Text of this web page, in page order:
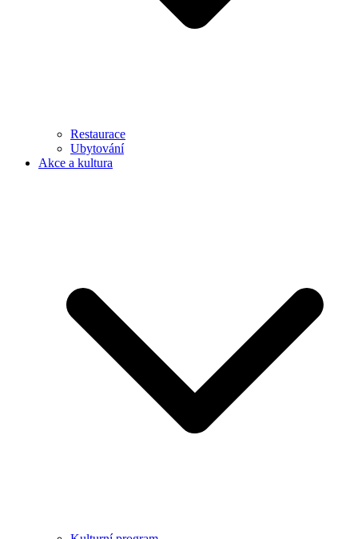
Restaurace
Ubytování
Akce a kultura